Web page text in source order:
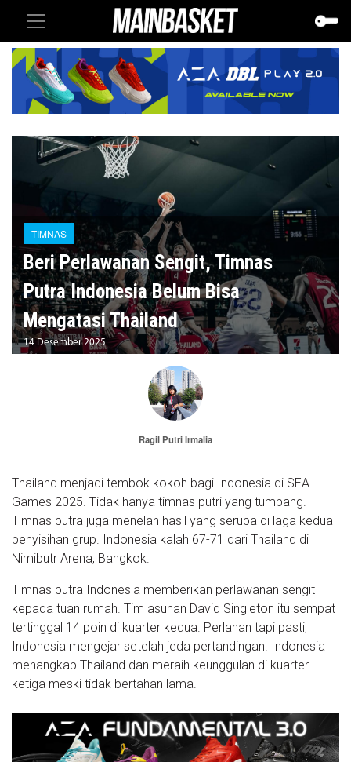
TIMNAS
Beri Perlawanan Sengit, Timnas
Putra Indonesia Belum Bisa
Mengatasi Thailand
14 Desember 2025
Ragil Putri Irmalia
Thailand menjadi tembok kokoh bagi Indonesia di SEA
Games 2025. Tidak hanya timnas putri yang tumbang.
Timnas putra juga menelan hasil yang serupa di laga kedua
penyisihan grup. Indonesia kalah 67-71 dari Thailand di
Nimibutr Arena, Bangkok.
Timnas putra Indonesia memberikan perlawanan sengit
kepada tuan rumah. Tim asuhan David Singleton itu sempat
tertinggal 14 poin di kuarter kedua. Perlahan tapi pasti,
Indonesia mengejar setelah jeda pertandingan. Indonesia
menangkap Thailand dan meraih keunggulan di kuarter
ketiga meski tidak bertahan lama.